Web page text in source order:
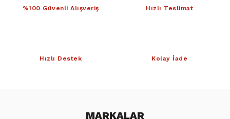
%100 Güvenli Alışveriş Hızlı Teslimat
Hızlı Destek Kolay İade
MARKALAR